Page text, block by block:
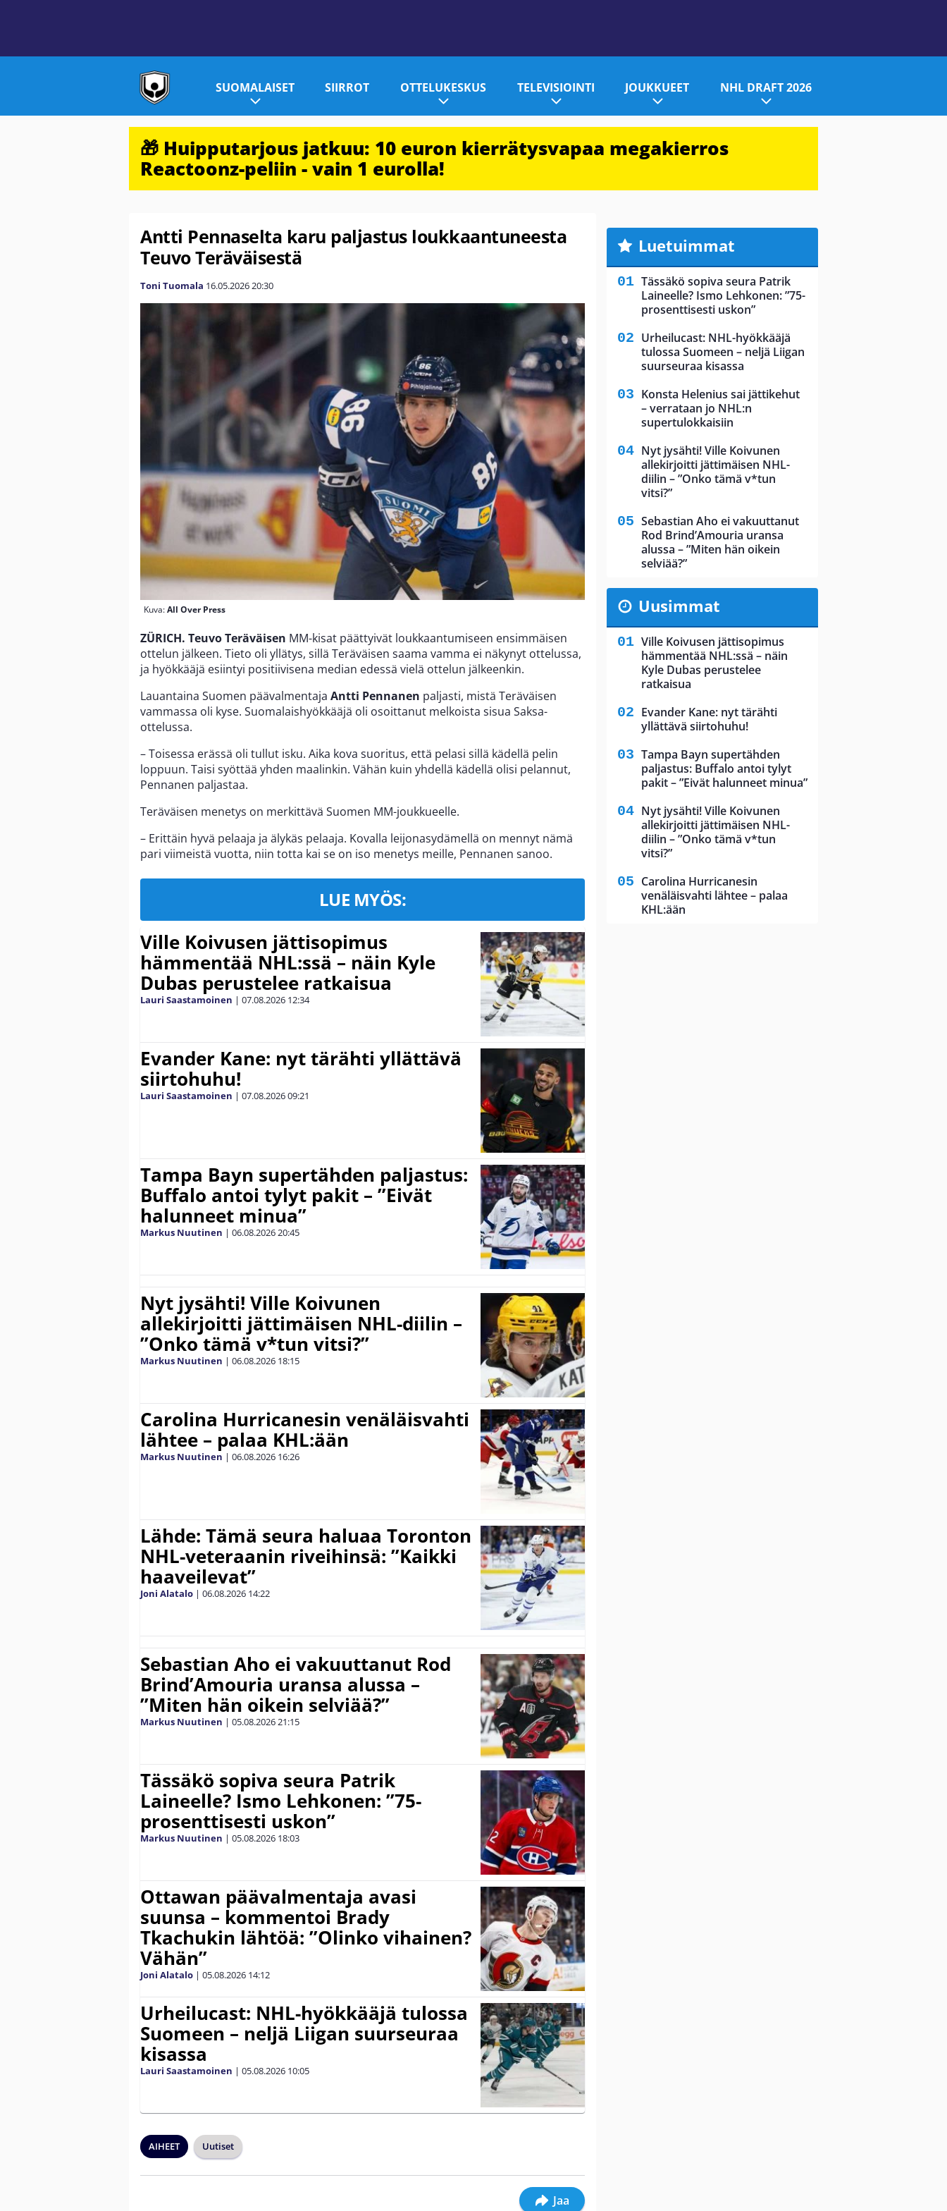
SUOMALAISET SIIRROT OTTELUKESKUS TELEVISIOINTI JOUKKUEET NHL DRAFT 2026
🎁 Huipputarjous jatkuu: 10 euron kierrätysvapaa megakierros
Reactoonz-peliin - vain 1 eurolla!
Antti Pennaselta karu paljastus loukkaantuneesta
Teuvo Teräväisestä
Toni Tuomala 16.05.202620:30
Kuva:All Over Press
ZÜRICH. Teuvo Teräväisen MM-kisat päättyivät loukkaantumiseen ensimmäisen
ottelun jälkeen. Tieto oli yllätys, sillä Teräväisen saama vamma ei näkynyt ottelussa,
ja hyökkääjä esiintyi positiivisena median edessä vielä ottelun jälkeenkin.
Lauantaina Suomen päävalmentaja Antti Pennanen paljasti, mistä Teräväisen
vammassa oli kyse. Suomalaishyökkääjä oli osoittanut melkoista sisua Saksa-
ottelussa.
– Toisessa erässä oli tullut isku. Aika kova suoritus, että pelasi sillä kädellä pelin
loppuun. Taisi syöttää yhden maalinkin. Vähän kuin yhdellä kädellä olisi pelannut,
Pennanen paljastaa.
Teräväisen menetys on merkittävä Suomen MM-joukkueelle.
– Erittäin hyvä pelaaja ja älykäs pelaaja. Kovalla leijonasydämellä on mennyt nämä
pari viimeistä vuotta, niin totta kai se on iso menetys meille, Pennanen sanoo.
LUE MYÖS:
Ville Koivusen jättisopimus
hämmentää NHL:ssä – näin Kyle
Dubas perustelee ratkaisua
Lauri Saastamoinen | 07.08.2026 12:34
Evander Kane: nyt tärähti yllättävä
siirtohuhu!
Lauri Saastamoinen | 07.08.202609:21
Tampa Bayn supertähden paljastus:
Buffalo antoi tylyt pakit – ”Eivät
halunneet minua”
Markus Nuutinen | 06.08.202620:45
Nyt jysähti! Ville Koivunen
allekirjoitti jättimäisen NHL-diilin –
”Onko tämä v*tun vitsi?”
Markus Nuutinen | 06.08.2026 18:15
Carolina Hurricanesin venäläisvahti
lähtee – palaa KHL:ään
Markus Nuutinen | 06.08.2026 16:26
Lähde: Tämä seura haluaa Toronton
NHL-veteraanin riveihinsä: ”Kaikki
haaveilevat”
Joni Alatalo | 06.08.2026 14:22
Sebastian Aho ei vakuuttanut Rod
Brind’Amouria uransa alussa –
”Miten hän oikein selviää?”
Markus Nuutinen | 05.08.202621:15
Tässäkö sopiva seura Patrik
Laineelle? Ismo Lehkonen: ”75-
prosenttisesti uskon”
Markus Nuutinen | 05.08.2026 18:03
Ottawan päävalmentaja avasi
suunsa – kommentoi Brady
Tkachukin lähtöä: ”Olinko vihainen?
Vähän”
Joni Alatalo | 05.08.2026 14:12
Urheilucast: NHL-hyökkääjä tulossa
Suomeen – neljä Liigan suurseuraa
kisassa
Lauri Saastamoinen | 05.08.2026 10:05
AIHEET Uutiset
Jaa
Luetuimmat
Tässäkö sopiva seura Patrik
Laineelle? Ismo Lehkonen: ”75-
prosenttisesti uskon”
Urheilucast: NHL-hyökkääjä
tulossa Suomeen – neljä Liigan
suurseuraa kisassa
Konsta Helenius sai jättikehut
– verrataan jo NHL:n
supertulokkaisiin
Nyt jysähti! Ville Koivunen
allekirjoitti jättimäisen NHL-
diilin – ”Onko tämä v*tun
vitsi?”
Sebastian Aho ei vakuuttanut
Rod Brind’Amouria uransa
alussa – ”Miten hän oikein
selviää?”
Uusimmat
Ville Koivusen jättisopimus
hämmentää NHL:ssä – näin
Kyle Dubas perustelee
ratkaisua
Evander Kane: nyt tärähti
yllättävä siirtohuhu!
Tampa Bayn supertähden
paljastus: Buffalo antoi tylyt
pakit – ”Eivät halunneet minua”
Nyt jysähti! Ville Koivunen
allekirjoitti jättimäisen NHL-
diilin – ”Onko tämä v*tun
vitsi?”
Carolina Hurricanesin
venäläisvahti lähtee – palaa
KHL:ään